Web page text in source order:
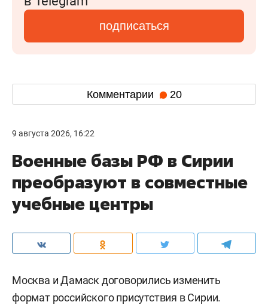
подписаться
Комментарии 20
9 августа 2026, 16:22
Военные базы РФ в Сирии
преобразуют в совместные
учебные центры
Москва и Дамаск договорились изменить
формат российского присутствия в Сирии.